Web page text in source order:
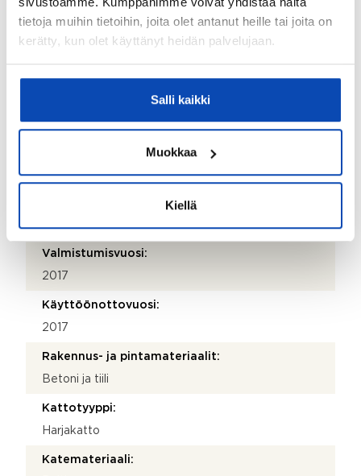
tietoja muihin tietoihin, joita olet antanut heille tai joita on
kerätty, kun olet käyttänyt heidän palvelujaan.
Salli kaikki
Muokkaa
Kiellä
010 755 6192
Katuosoite:
40320
Jyväskylä
Isännöitsijäntodistuksen päivämäärä:
Valmistumisvuosi:
2017
Käyttöönottovuosi:
2017
Rakennus- ja pintamateriaalit:
Betoni ja tiili
Kattotyyppi:
Harjakatto
Katemateriaali: